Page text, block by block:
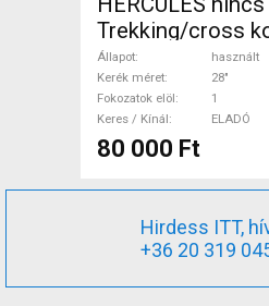
Trekking/cross
használt ELADÓ
Állapot
használt
Kerék méret
28"
Fokozatok elöl
1
Keres / Kínál
ELADÓ
80 000 Ft
Hirdess ITT,
+36 20 319